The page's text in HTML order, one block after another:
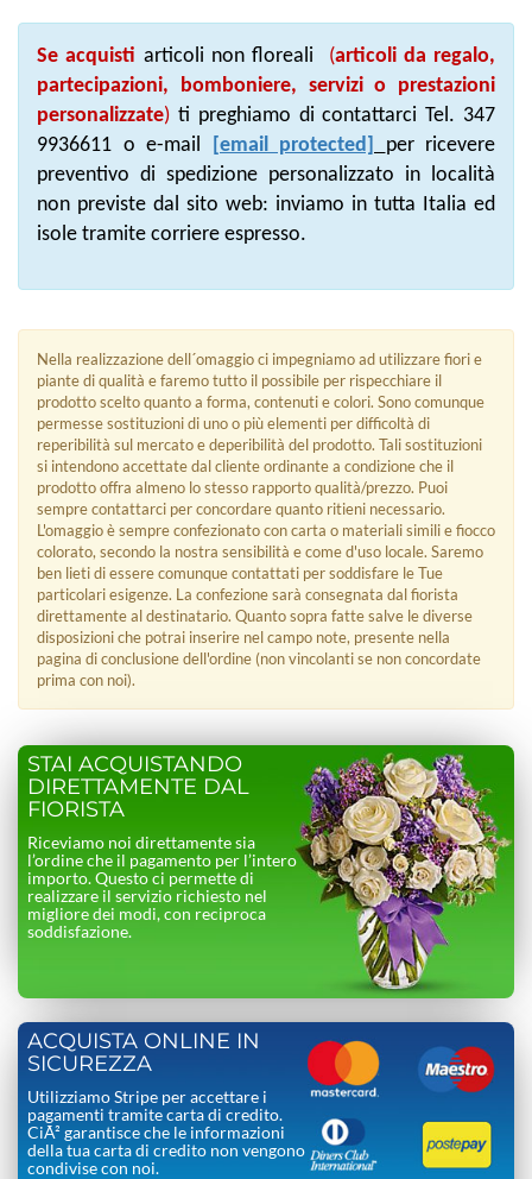
Se acquisti articoli non floreali (articoli da regalo,
partecipazioni, bomboniere, servizi o prestazioni
personalizzate) ti preghiamo di contattarci Tel. 347
9936611 o e-mail
[email protected]
per ricevere
preventivo di spedizione personalizzato in località
non previste dal sito web: inviamo in tutta Italia ed
isole tramite corriere espresso.
Nella realizzazione dell´omaggio ci impegniamo ad utilizzare fiori e
piante di qualità e faremo tutto il possibile per rispecchiare il
prodotto scelto quanto a forma, contenuti e colori. Sono comunque
permesse sostituzioni di uno o più elementi per difficoltà di
reperibilità sul mercato e deperibilità del prodotto. Tali sostituzioni
si intendono accettate dal cliente ordinante a condizione che il
prodotto offra almeno lo stesso rapporto qualità/prezzo. Puoi
sempre contattarci per concordare quanto ritieni necessario.
L'omaggio è sempre confezionato con carta o materiali simili e fiocco
colorato, secondo la nostra sensibilità e come d'uso locale. Saremo
ben lieti di essere comunque contattati per soddisfare le Tue
particolari esigenze. La confezione sarà consegnata dal fiorista
direttamente al destinatario. Quanto sopra fatte salve le diverse
disposizioni che potrai inserire nel campo note, presente nella
pagina di conclusione dell'ordine (non vincolanti se non concordate
prima con noi).
STAI ACQUISTANDO
DIRETTAMENTE DAL
FIORISTA
Riceviamo noi direttamente sia
l’ordine che il pagamento per l’intero
importo. Questo ci permette di
realizzare il servizio richiesto nel
migliore dei modi, con reciproca
soddisfazione.
ACQUISTA ONLINE IN
SICUREZZA
Utilizziamo Stripe per accettare i
pagamenti tramite carta di credito.
CiÃ² garantisce che le informazioni
della tua carta di credito non vengono
condivise con noi.